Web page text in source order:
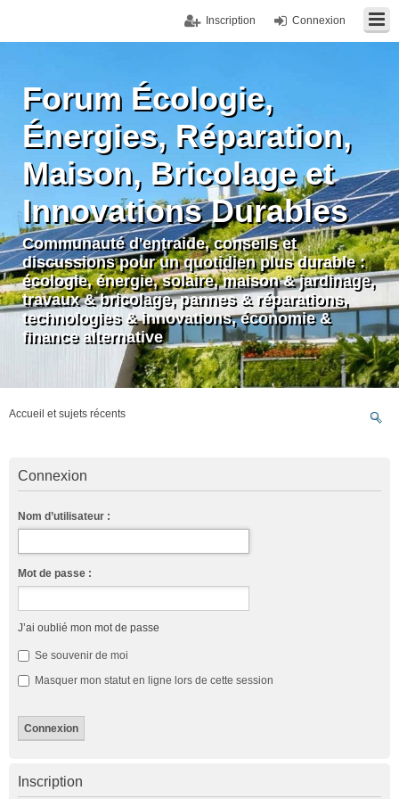
Connexion
Inscription
Forum Écologie,
Énergies, Réparation,
Maison, Bricolage et
Innovations Durables
Communauté d'entraide, conseils et
discussions pour un quotidien plus durable :
écologie, énergie, solaire, maison & jardinage,
travaux & bricolage, pannes & réparations,
technologies & innovations, économie &
finance alternative
Accueil et sujets récents
Connexion
Nom d’utilisateur :
Mot de passe :
J’ai oublié mon mot de passe
Se souvenir de moi
Masquer mon statut en ligne lors de cette session
Inscription